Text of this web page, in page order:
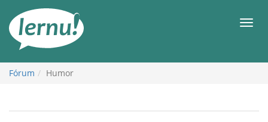
conteúdo
Fórum Humor